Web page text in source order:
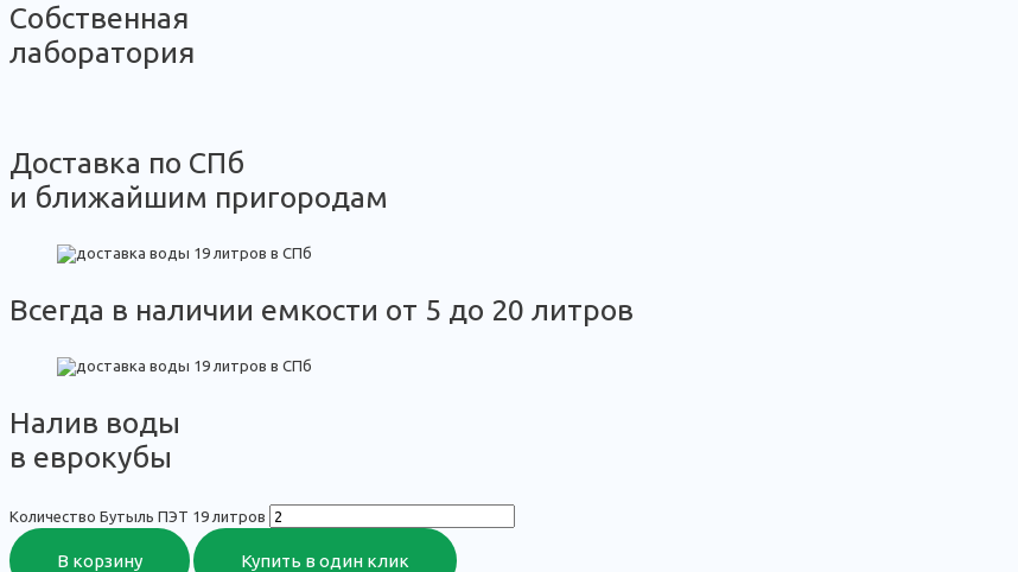
Собственная
лаборатория
Доставка по СПб
и ближайшим пригородам
Всегда в наличии емкости от 5 до 20 литров
Налив воды
в еврокубы
Количество Бутыль ПЭТ 19 литров
В корзину Купить в один клик